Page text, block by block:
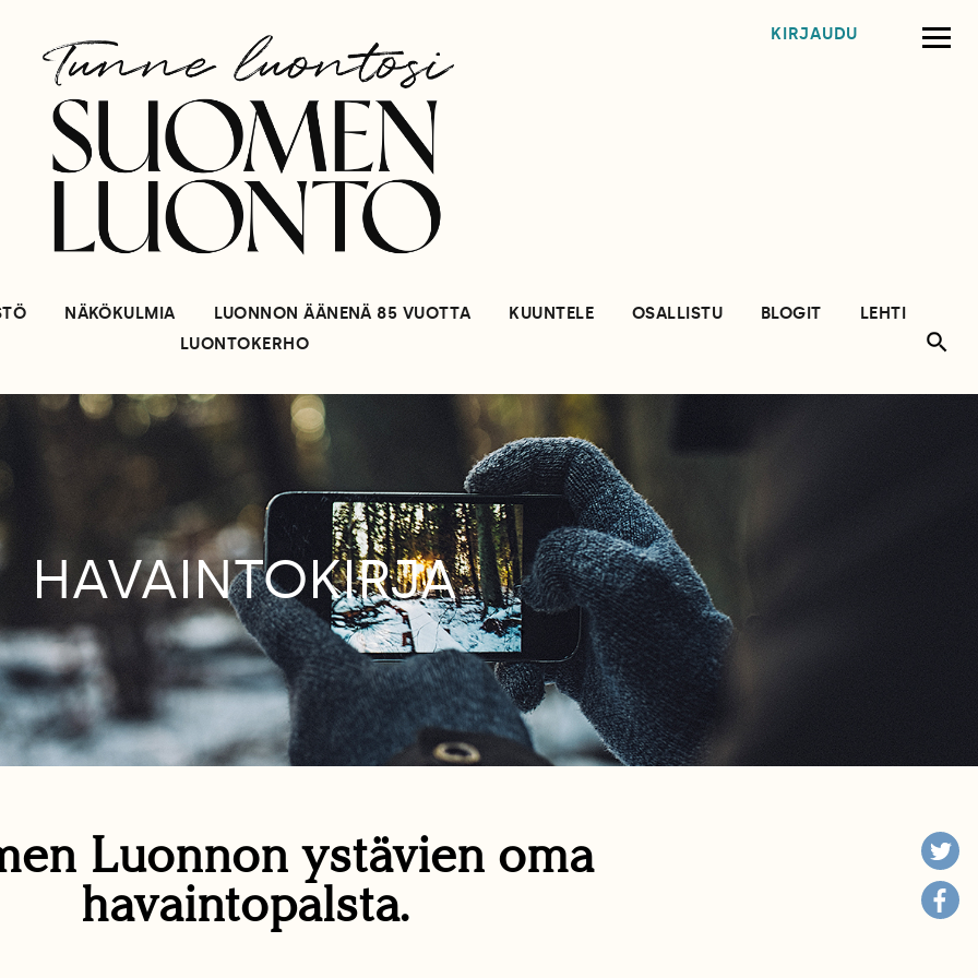
KIRJAUDU
NÄKÖKULMIA LUONNON ÄÄNENÄ 85 VUOTTA KUUNTELE OSALLISTU BLOGIT
LEHTI
LUONTOKERHO
HAVAINTOKIRJA
Luonnon ystävien oma
havaintopalsta.